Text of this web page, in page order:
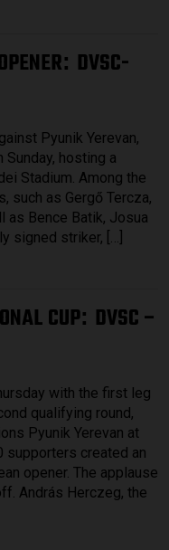
: DVSC-
Pyunik Yerevan,
Sunday, hosting a
Stadium. Among the
such as Gergő Tercza,
as Bence Batik, Josua
signed striker, […]
CUP: DVSC –
with the first leg
qualifying round,
Pyunik Yerevan at
supporters created an
opener. The applause
András Herczeg, the